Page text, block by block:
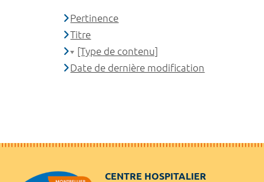
Pertinence
Titre
[Type de contenu]
Date de dernière modification
CENTRE HOSPITALIER